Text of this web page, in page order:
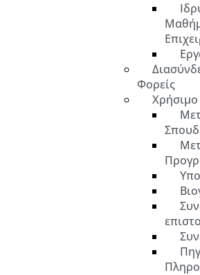
Φορείς
Χρήσιμο